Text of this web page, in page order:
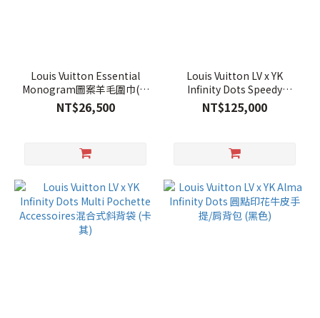
Louis Vuitton Essential
Monogram圖案羊毛圍巾(黑
色)
NT$26,500
Louis Vuitton LV x YK
Infinity Dots Speedy
Bandouliere 25 Monogram
帆布波士頓包(卡其)
NT$125,000